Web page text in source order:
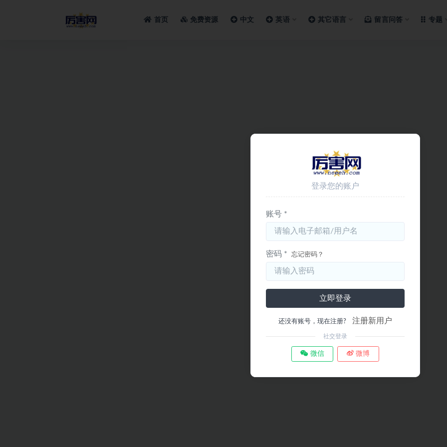
首页 免费资源 中文 英语 其它语言 留言问答 专题
登录您的账户
账号 *
密码 * 忘记密码？
立即登录
还没有账号，现在注册? 注册新用户
社交登录
微信 微博